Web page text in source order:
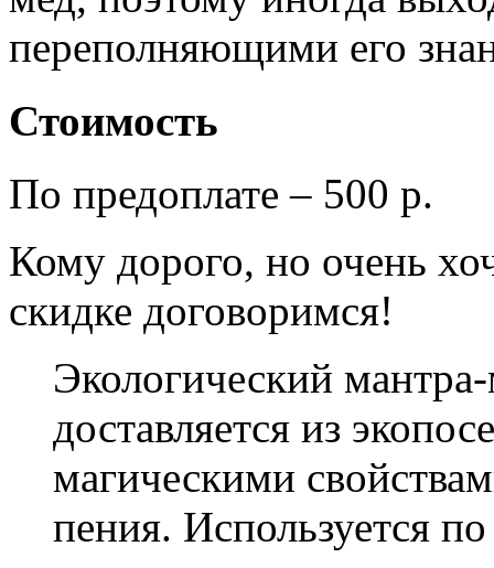
переполняющими его
Стоимость
По предоплате – 500 р.
Кому дорого, но очень
скидке договоримся!
Экологический
доставляется из
магическими
пения. Используется